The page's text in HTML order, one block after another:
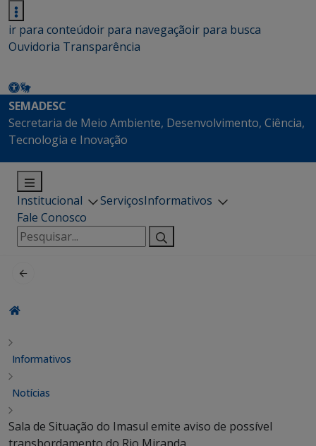
ir para conteúdoir para navegaçãoir para busca
Ouvidoria Transparência
SEMADESC
Secretaria de Meio Ambiente, Desenvolvimento, Ciência,
Tecnologia e Inovação
Institucional ServiçosInformativos
Fale Conosco
Pesquisar
por:
Informativos
Notícias
Sala de Situação do Imasul emite aviso de possível